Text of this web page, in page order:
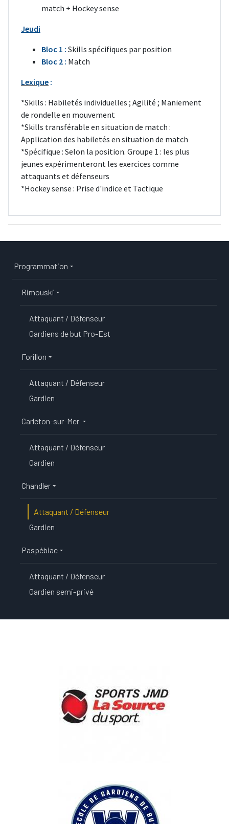
match + Hockey sense
Jeudi
Bloc 1 : Skills spécifiques par position
Bloc 2 : Match
Lexique :
*Skills : Habiletés individuelles ; Agilité ; Maniement
de rondelle en mouvement
*Skills transférable en situation de match :
Application des habiletés en situation de match
*Spécifique : Selon la position. Groupe 1 : les plus
jeunes expérimenteront les exercices comme
attaquants et défenseurs
*Hockey sense : Prise d'indice et Tactique
Programmation
Rimouski
Attaquant / Défenseur
Gardiens de but Pro-Est
Forillon
Attaquant / Défenseur
Gardien
Carleton-sur-Mer
Attaquant / Défenseur
Gardien
Chandler
Attaquant / Défenseur
Gardien
Paspébiac
Attaquant / Défenseur
Gardien semi-privé